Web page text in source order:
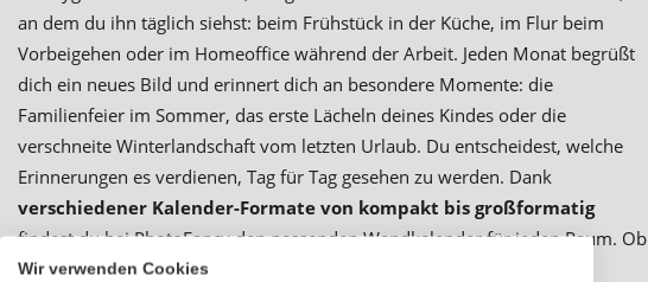
an dem du ihn täglich siehst: beim Frühstück in der Küche, im Flur beim
Vorbeigehen oder im Homeoffice während der Arbeit. Jeden Monat begrüßt
dich ein neues Bild und erinnert dich an besondere Momente: die
Familienfeier im Sommer, das erste Lächeln deines Kindes oder die
verschneite Winterlandschaft vom letzten Urlaub. Du entscheidest, welche
Erinnerungen es verdienen, Tag für Tag gesehen zu werden. Dank
verschiedener Kalender-Formate von kompakt bis großformatig
findest du bei PhotoFancy den passenden Wandkalender für jeden Raum. Ob
minimalistisch und modern oder farbenfroh und verspielt – dein
Wir verwenden Cookies